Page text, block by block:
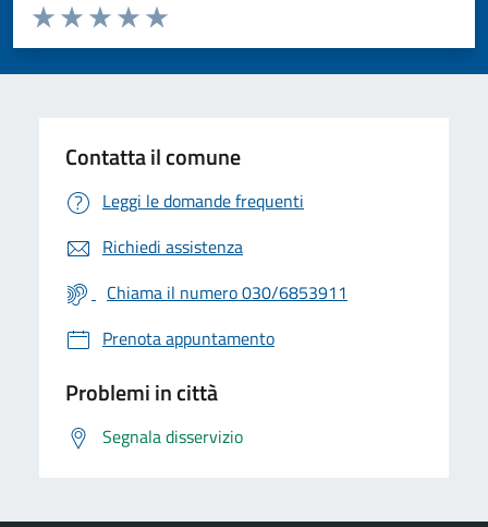
Valuta da 1 a 5 stelle la pagina
Valuta 5 stelle su 5
Valuta 4 stelle su 5
Valuta 3 stelle su 5
Valuta 2 stelle su 5
Valuta 1 stelle su 5
Contatta il comune
Leggi le domande frequenti
Richiedi assistenza
Chiama il numero 030/6853911
Prenota appuntamento
Problemi in città
Segnala disservizio